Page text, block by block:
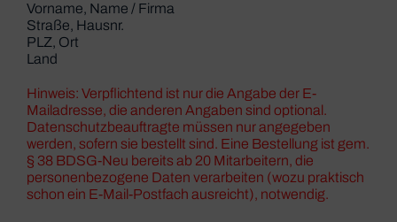
Vorname, Name / Firma
Straße, Hausnr.
PLZ, Ort
Land
Hinweis: Verpflichtend ist nur die Angabe der E-
Mailadresse, die anderen Angaben sind optional.
Datenschutzbeauftragte müssen nur angegeben
werden, sofern sie bestellt sind. Eine Bestellung ist gem.
§ 38 BDSG-Neu bereits ab 20 Mitarbeitern, die
personenbezogene Daten verarbeiten (wozu praktisch
schon ein E-Mail-Postfach ausreicht), notwendig.